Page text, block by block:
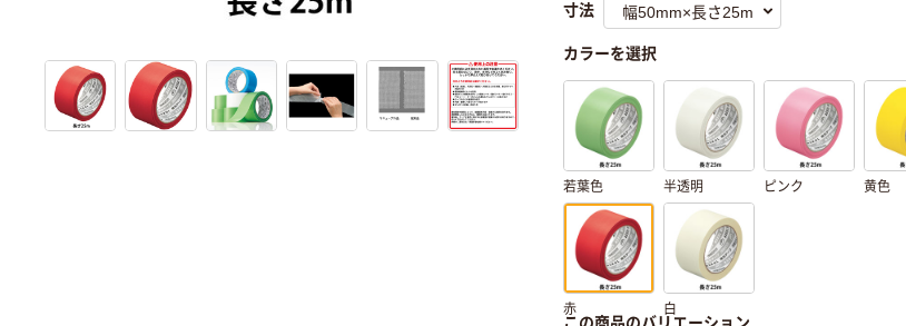
寸法
カラーを選択
若葉色 半透明 ピンク 黄色
赤 白